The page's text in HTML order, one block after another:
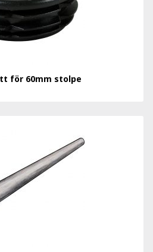
för 60mm stolpe